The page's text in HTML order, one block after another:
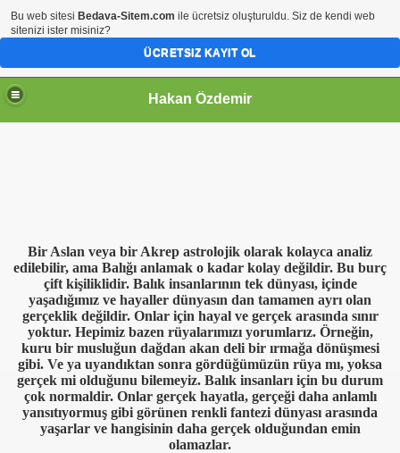
Hakan Özdemir
Bir Aslan veya bir Akrep astrolojik olarak kolayca analiz
edilebilir, ama Balığı anlamak o kadar kolay değildir. Bu burç
çift kişiliklidir. Balık insanlarının tek dünyası, içinde
yaşadığımız ve hayaller dünyasın dan tamamen ayrı olan
gerçeklik değildir. Onlar için hayal ve gerçek arasında sınır
yoktur. Hepimiz bazen rüyalarımızı yorumlarız. Örneğin,
kuru bir musluğun dağdan akan deli bir ırmağa dönüşmesi
gibi. Ve ya uyandıktan sonra gördüğümüzün rüya mı, yoksa
gerçek mi olduğunu bilemeyiz. Balık insanları için bu durum
çok normaldir. Onlar gerçek hayatla, gerçeği daha anlamlı
yansıtıyormuş gibi görünen renkli fantezi dünyası arasında
yaşarlar ve hangisinin daha gerçek olduğundan emin
olamazlar.
Bu web sitesi Bedava-Sitem.com ile ücretsiz oluşturuldu. Siz de kendi web
sitenizi ister misiniz?
ÜCRETSIZ KAYIT OL